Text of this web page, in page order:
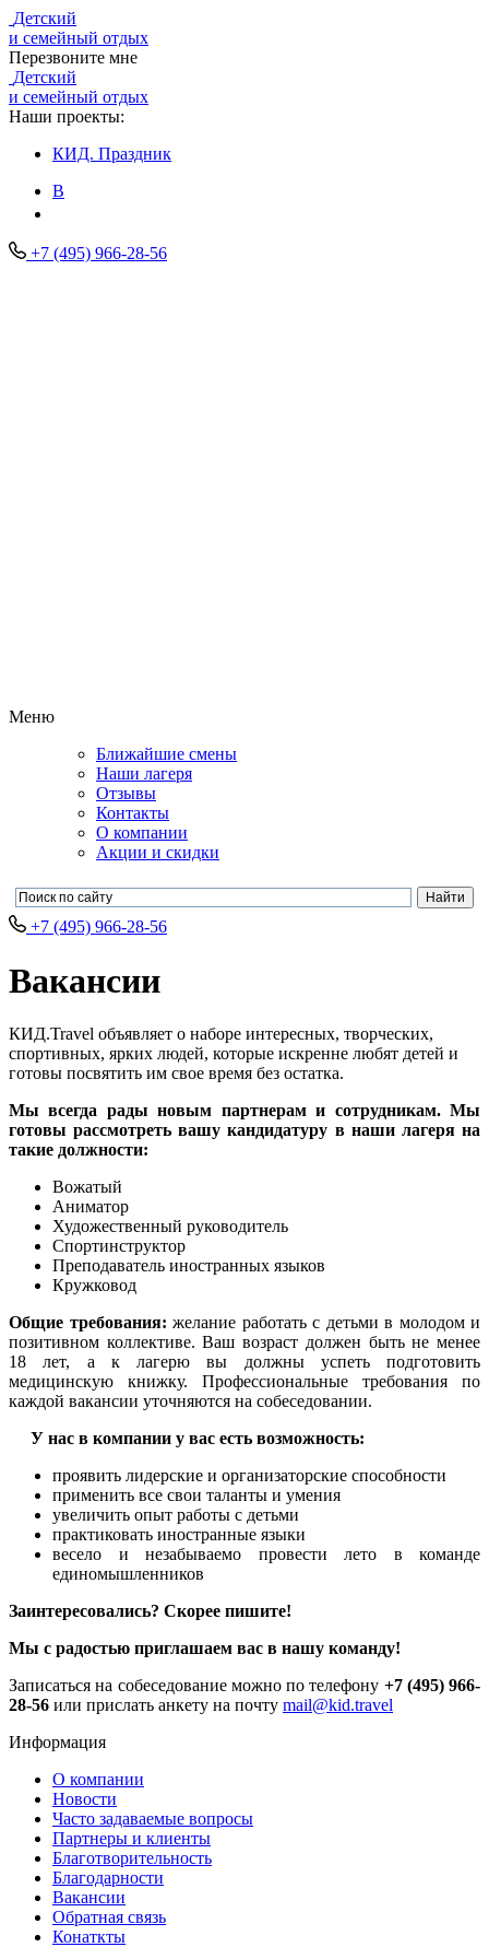
Детский
и семейный отдых
Перезвоните мне
Детский
и семейный отдых
Наши проекты:
КИД. Праздник
В
+7 (495) 966-28-56
Меню
Ближайшие смены
Наши лагеря
Отзывы
Контакты
О компании
Акции и скидки
+7 (495) 966-28-56
Вакансии
КИД.Travel объявляет о наборе интересных, творческих,
спортивных, ярких людей, которые искренне любят детей и
готовы посвятить им свое время без остатка.
Мы всегда рады новым партнерам и сотрудникам. Мы
готовы рассмотреть вашу кандидатуру в наши лагеря на
такие должности:
Вожатый
Аниматор
Художественный руководитель
Спортинструктор
Преподаватель иностранных языков
Кружковод
Общие требования: желание работать с детьми в молодом и
позитивном коллективе. Ваш возраст должен быть не менее
18 лет, а к лагерю вы должны успеть подготовить
медицинскую книжку. Профессиональные требования по
каждой вакансии уточняются на собеседовании.
У нас в компании у вас есть возможность:
проявить лидерские и организаторские способности
применить все свои таланты и умения
увеличить опыт работы с детьми
практиковать иностранные языки
весело и незабываемо провести лето в команде
единомышленников
Заинтересовались? Скорее пишите!
Мы с радостью приглашаем вас в нашу команду!
Записаться на собеседование можно по телефону +7 (495) 966-
28-56 или прислать анкету на почту mail@kid.travel
Информация
О компании
Новости
Часто задаваемые вопросы
Партнеры и клиенты
Благотворительность
Благодарности
Вакансии
Обратная связь
Конаткты